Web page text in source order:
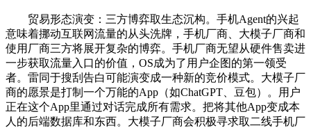
贸易形态演变：三方博弈取生态沉构。手机Agent的兴起
意味着挪动互联网流量的从头洗牌，手机厂商、大模子厂商和
使用厂商三方将展开复杂的博弈。手机厂商无望从硬件售卖进
一步获取流量入口的价值，OS成为了用户企图的第一领受
者。雷同于搜刮告白可能演变成一种新的竞价模式。大模子厂
商的愿景是打制一个万能的App（如ChatGPT、豆包）。用户
正在这个App里通过对话完成所有需求。把将其他App变成本
人的后端数据库和东西。大模子厂商会积极寻求取二线手机厂